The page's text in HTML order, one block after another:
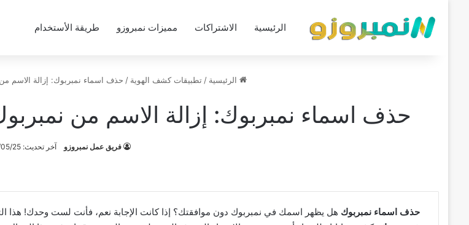
الرئيسية الاشتراكات مميزات نمبروزو طريقة الأستخدام
الرئيسية / تطبيقات كشف الهوية / حذف اسماء نمبربوك: إزالة الاسم من
حذف اسماء نمبربوك: إزالة الاسم من نمبربوك
فريق عمل نمبروزو آخر تحديث: 16/05/25
حذف اسماء نمبربوك هل يظهر اسمك في نمبربوك دون موافقتك؟ إذا كانت الإجابة نعم، فأنت لست وحدك! هذا